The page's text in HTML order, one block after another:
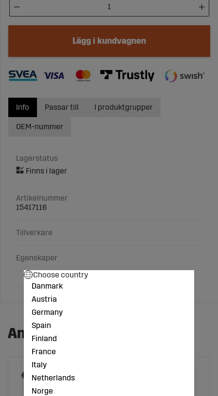
Lägg i kundvagnen
Info
Lagerstatus
Artikelnummer
15417116
Tillverkare
Egenskaper
Passar till I produktgrupper
OEM-nummer
Andra köpte även:
Choose country
Danmark
Austria
Germany
Spain
Finland
France
Italy
Netherlands
Norge